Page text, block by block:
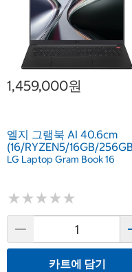
1,459,000원
엘지 그램북 AI 40.6cm
(16/RYZEN5/16GB/
LG Laptop Gram Book 16
★★★★★
★★★★★
카트에 담기